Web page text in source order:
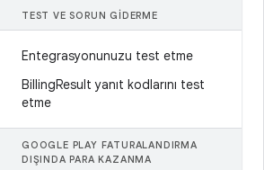
TEST VE SORUN GIDERME
Entegrasyonunuzu test etme
BillingResult yanıt kodlarını test
etme
GOOGLE PLAY FATURALANDIRMA
DIŞINDA PARA KAZANMA